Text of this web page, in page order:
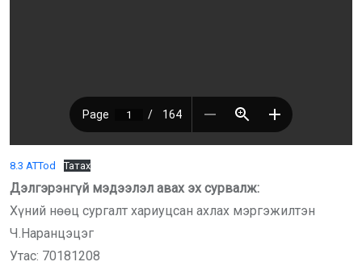
8.3 ATTod Татах
Дэлгэрэнгүй мэдээлэл авах эх сурвалж:
Хүний нөөц сургалт хариуцсан ахлах мэргэжилтэн
Ч.Наранцэцэг
Утас: 70181208